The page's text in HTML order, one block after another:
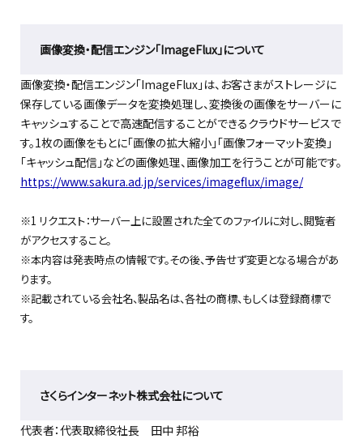
画像変換・配信エンジン「ImageFlux」について
画像変換・配信エンジン「ImageFlux」は、お客さまがストレージに
保存している画像データを変換処理し、変換後の画像をサーバーに
キャッシュすることで高速配信することができるクラウドサービスで
す。1枚の画像をもとに「画像の拡大縮小」「画像フォーマット変換」
「キャッシュ配信」などの画像処理、画像加工を行うことが可能です。
https://www.sakura.ad.jp/services/imageflux/image/
※1 リクエスト：サーバー上に設置された全てのファイルに対し、閲覧者
がアクセスすること。
※本内容は発表時点の情報です。その後、予告せず変更となる場合があ
ります。
※記載されている会社名、製品名は、各社の商標、もしくは登録商標で
す。
さくらインターネット株式会社について
代表者：代表取締役社長 田中 邦裕